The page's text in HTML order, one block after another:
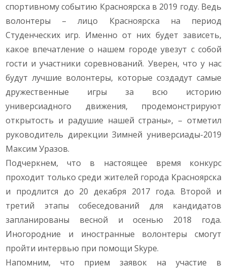
спортивному событию Красноярска в 2019 году. Ведь
волонтеры – лицо Красноярска на период
Студенческих игр. Именно от них будет зависеть,
какое впечатление о нашем городе увезут с собой
гости и участники соревнований. Уверен, что у нас
будут лучшие волонтеры, которые создадут самые
дружественные игры за всю историю
универсиадного движения, продемонстрируют
открытость и радушие нашей страны», – отметил
руководитель дирекции Зимней универсиады-2019
Максим Уразов.
Подчеркнем, что в настоящее время конкурс
проходит только среди жителей города Красноярска
и продлится до 20 декабря 2017 года. Второй и
третий этапы собеседований для кандидатов
запланированы весной и осенью 2018 года.
Иногородние и иностранные волонтеры смогут
пройти интервью при помощи Skype.
Напомним, что прием заявок на участие в